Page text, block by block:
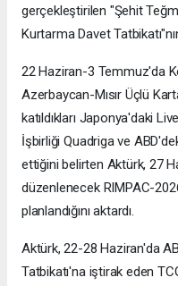
gerçekleştirilen "Şehit
Kurtarma Davet
22 Haziran-3 Temmuz'da
Azerbaycan-Mısır Üçlü
katıldıkları Japonya'daki
İşbirliği Quadriga ve
ettiğini belirten Aktürk, 27
düzenlenecek RIMPAC-
planlandığını aktardı.
Aktürk, 22-28 Haziran'da
Tatbikatı'na iştirak eden